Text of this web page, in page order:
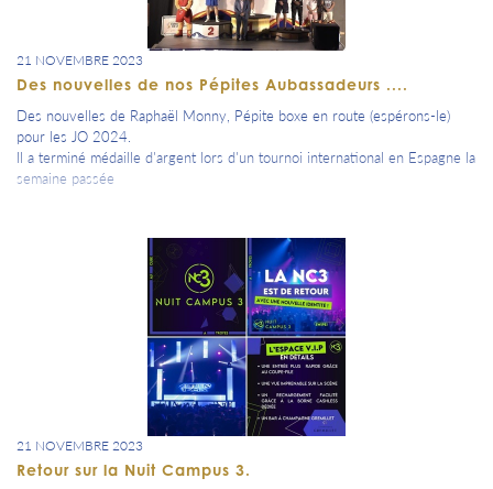
21 NOVEMBRE 2023
Des nouvelles de nos Pépites Aubassadeurs ....
Des nouvelles de Raphaël Monny, Pépite boxe en route (espérons-le)
pour les JO 2024.
Il a terminé médaille d'argent lors d'un tournoi international en Espagne la
semaine passée
21 NOVEMBRE 2023
Retour sur la Nuit Campus 3.